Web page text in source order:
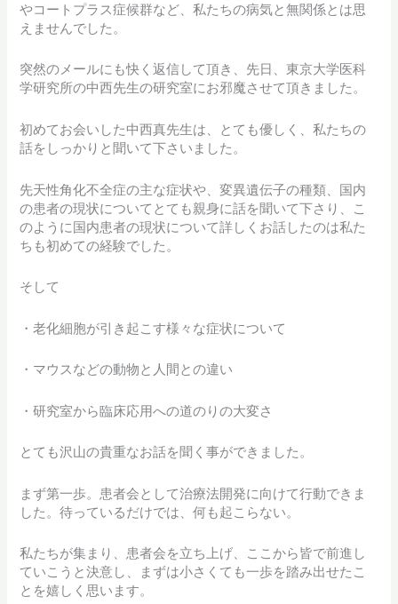
やコートプラス症候群など、私たちの病気と無関係とは思
えませんでした。
突然のメールにも快く返信して頂き、先日、東京大学医科
学研究所の中西先生の研究室にお邪魔させて頂きました。
初めてお会いした中西真先生は、とても優しく、私たちの
話をしっかりと聞いて下さいました。
先天性角化不全症の主な症状や、変異遺伝子の種類、国内
の患者の現状についてとても親身に話を聞いて下さり、こ
のように国内患者の現状について詳しくお話したのは私た
ちも初めての経験でした。
そして
・老化細胞が引き起こす様々な症状について
・マウスなどの動物と人間との違い
・研究室から臨床応用への道のりの大変さ
とても沢山の貴重なお話を聞く事ができました。
まず第一歩。患者会として治療法開発に向けて行動できま
した。待っているだけでは、何も起こらない。
私たちが集まり、患者会を立ち上げ、ここから皆で前進し
ていこうと決意し、まずは小さくても一歩を踏み出せたこ
とを嬉しく思います。